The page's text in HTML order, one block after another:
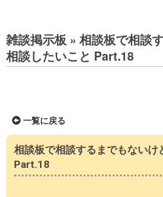
雑談掲示板 » 相談板で相談
相談したいこと Part.18
一覧に戻る
相談板で相談するまでもないけ
Part.18